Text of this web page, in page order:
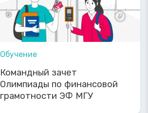
Обучение
Командный зачет
Олимпиады по финансовой
грамотности ЭФ МГУ